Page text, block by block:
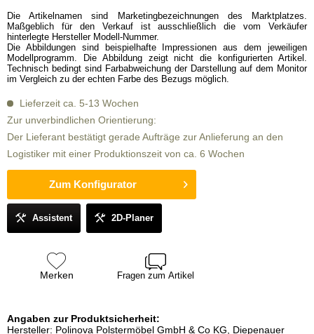
Die Artikelnamen sind Marketingbezeichnungen des Marktplatzes.
Maßgeblich für den Verkauf ist ausschließlich die vom Verkäufer
hinterlegte Hersteller Modell-Nummer.
Die Abbildungen sind beispielhafte Impressionen aus dem jeweiligen
Modellprogramm. Die Abbildung zeigt nicht die konfigurierten Artikel.
Technisch bedingt sind Farbabweichung der Darstellung auf dem Monitor
im Vergleich zu der echten Farbe des Bezugs möglich.
Lieferzeit ca. 5-13 Wochen
Zur unverbindlichen Orientierung:
Der Lieferant bestätigt gerade Aufträge zur Anlieferung an den
Logistiker mit einer Produktionszeit von ca. 6 Wochen
Zum Konfigurator
Assistent 2D-Planer
Merken Fragen zum Artikel
Angaben zur Produktsicherheit:
Hersteller: Polinova Polstermöbel GmbH & Co KG, Diepenauer